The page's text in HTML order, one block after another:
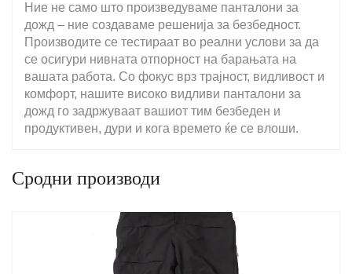
Ние не само што произведуваме панталони за
дожд – ние создаваме решенија за безбедност.
Производите се тестираат во реални услови за да
се осигури нивната отпорност на барањата на
вашата работа. Со фокус врз трајност, видливост и
комфорт, нашите високо видливи панталони за
дожд го задржуваат вашиот тим безбеден и
продуктивен, дури и кога времето ќе се влоши.
Сродни производи